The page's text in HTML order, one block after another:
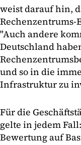
weist darauf hin,
Rechenzentrums-
"Auch andere
Deutschland
und so in die
Infrastruktur zu
Für die
gelte in jedem
Bewertung auf